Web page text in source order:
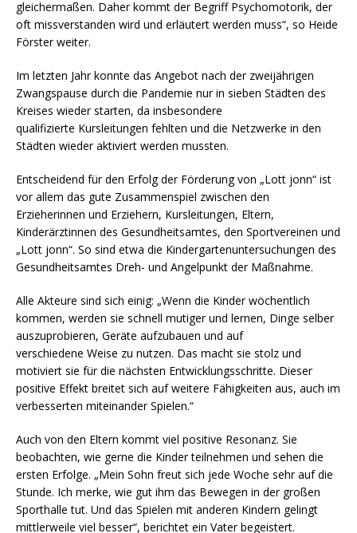
gleichermaßen. Daher kommt der Begriff Psychomotorik, der
oft missverstanden wird und erläutert werden muss“, so Heide
Förster weiter.
Im letzten Jahr konnte das Angebot nach der zweijährigen
Zwangspause durch die Pandemie nur in sieben Städten des
Kreises wieder starten, da insbesondere
qualifizierte Kursleitungen fehlten und die Netzwerke in den
Städten wieder aktiviert werden mussten.
Entscheidend für den Erfolg der Förderung von „Lott jonn“ ist
vor allem das gute Zusammenspiel zwischen den
Erzieherinnen und Erziehern, Kursleitungen, Eltern,
Kinderärztinnen des Gesundheitsamtes, den Sportvereinen und
„Lott jonn“. So sind etwa die Kindergartenuntersuchungen des
Gesundheitsamtes Dreh- und Angelpunkt der Maßnahme.
Alle Akteure sind sich einig: „Wenn die Kinder wöchentlich
kommen, werden sie schnell mutiger und lernen, Dinge selber
auszuprobieren, Geräte aufzubauen und auf
verschiedene Weise zu nutzen. Das macht sie stolz und
motiviert sie für die nächsten Entwicklungsschritte. Dieser
positive Effekt breitet sich auf weitere Fähigkeiten aus, auch im
verbesserten miteinander Spielen.“
Auch von den Eltern kommt viel positive Resonanz. Sie
beobachten, wie gerne die Kinder teilnehmen und sehen die
ersten Erfolge. „Mein Sohn freut sich jede Woche sehr auf die
Stunde. Ich merke, wie gut ihm das Bewegen in der großen
Sporthalle tut. Und das Spielen mit anderen Kindern gelingt
mittlerweile viel besser“, berichtet ein Vater begeistert.